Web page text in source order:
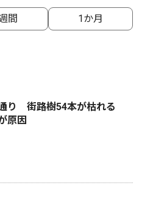
間 1か月
り 街路樹54本が枯れる
原因